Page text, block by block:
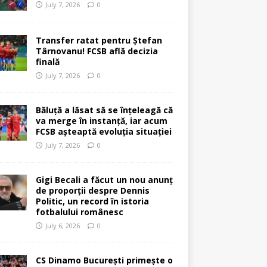
July 7, 2026 0
Transfer ratat pentru Ștefan
Târnovanu! FCSB află decizia
finală
July 7, 2026 0
Băluță a lăsat să se înțeleagă că
va merge în instanță, iar acum
FCSB așteaptă evoluția situației
July 7, 2026 0
Gigi Becali a făcut un nou anunț
de proporții despre Dennis
Politic, un record în istoria
fotbalului românesc
July 6, 2026 0
CS Dinamo București primește o